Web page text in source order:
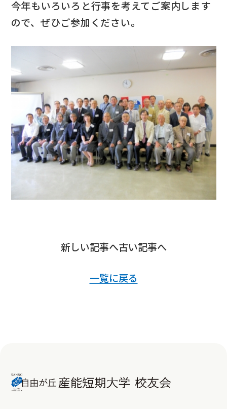
今年もいろいろと行事を考えてご案内します
ので、ぜひご参加ください。
新しい記事へ古い記事へ
一覧に戻る